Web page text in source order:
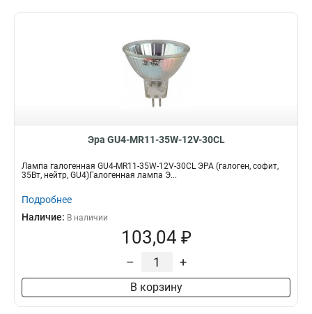
Эра GU4-MR11-35W-12V-30CL
Лампа галогенная GU4-MR11-35W-12V-30CL ЭРА (галоген, софит,
35Вт, нейтр, GU4)Галогенная лампа Э...
Подробнее
Наличие: В наличии
103,04 ₽
– +
В корзину